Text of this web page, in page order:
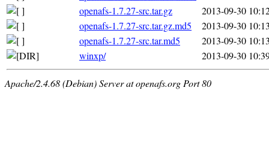
openafs-1.7.27-src.tar.gz
2013-09-30
openafs-1.7.27-src.tar.gz.md5
2013-09-30
openafs-1.7.27-src.tar.md5
2013-09-30
winxp/
2013-09-30
Apache/2.4.68 (Debian) Server at openafs.org Port 80